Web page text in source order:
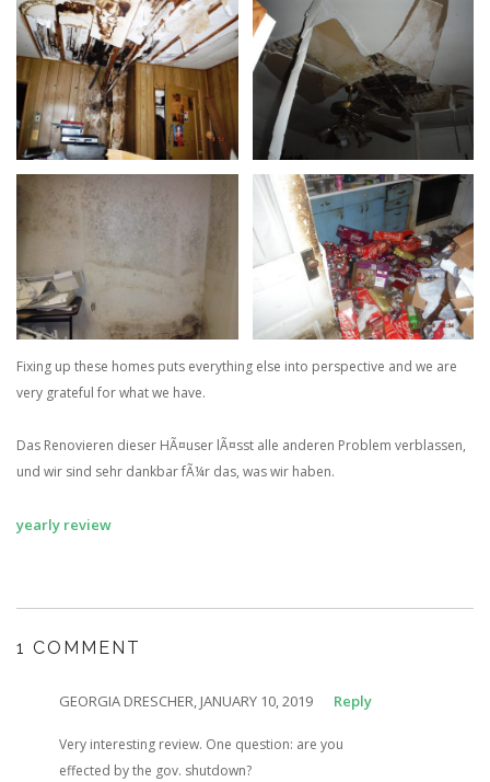
Fixing up these homes puts everything else into perspective and we are
very grateful for what we have.
Das Renovieren dieser HÃ¤user lÃ¤sst alle anderen Problem verblassen,
und wir sind sehr dankbar fÃ¼r das, was wir haben.
yearly review
1 COMMENT
GEORGIA DRESCHER, JANUARY 10, 2019 Reply
Very interesting review. One question: are you
effected by the gov. shutdown?